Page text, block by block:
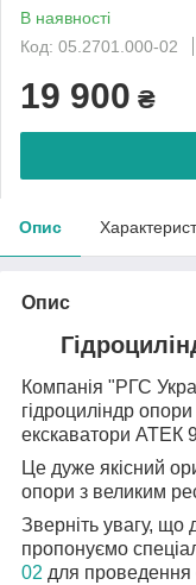
В наявності
Код: 05.2701.000-02
19 900 ₴
Опис
Опис
Компанія "РГС
гідроциліндр
екскаватори АТЕК
Це дуже якісний
опори з великим
Зверніть увагу, що
пропонуємо
02 для проведення